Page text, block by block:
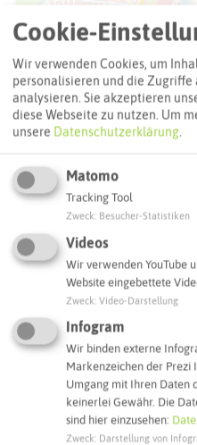
LWL-Museum
Am Hebewerk 26
45731 Waltrop
Webseite
Cookie-
Wir verwenden Cookies, um
personalisieren und die Zugriffe
analysieren. Sie akzeptieren
diese Webseite zu nutzen. Um
unsere Datenschutzerklärung.
Matomo
Tracking Tool
Zweck Besucher-Statistiken
Videos
Wir verwenden YouTube
Website eingebettete
Zweck Video-Darstellung
Infogram
Wir binden externe
Markenzeichen der Prezi
Umgang mit Ihren Daten
keinerlei Gewähr. Die
sind hier einzusehen:
Zweck Darstellung von